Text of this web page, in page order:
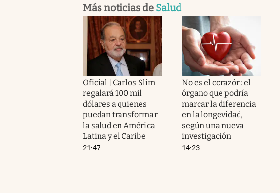
Más noticias de Salud
Oficial | Carlos Slim
regalará 100 mil
dólares a quienes
puedan transformar
la salud en América
Latina y el Caribe
21:47
No es el corazón: el
órgano que podría
marcar la diferencia
en la longevidad,
según una nueva
investigación
14:23